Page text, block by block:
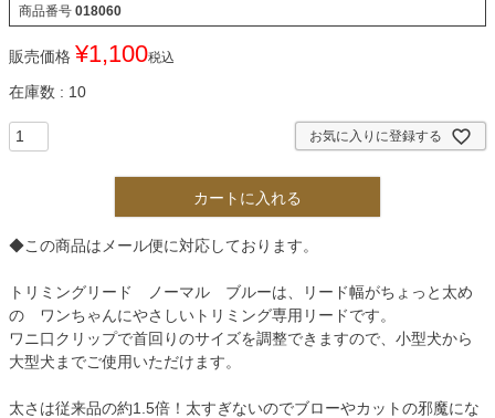
商品番号 018060
販売価格 ¥1,100税込
在庫数 10
お気に入りに登録する
カートに入れる
◆この商品はメール便に対応しております。
トリミングリード ノーマル ブルーは、リード幅がちょっと太め
の ワンちゃんにやさしいトリミング専用リードです。
ワニ口クリップで首回りのサイズを調整できますので、小型犬から
大型犬までご使用いただけます。
太さは従来品の約1.5倍！太すぎないのでブローやカットの邪魔にな